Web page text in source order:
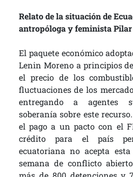
Relato de la situación de
antropóloga y feminista
El paquete económico
Lenin Moreno a principios
el precio de los
fluctuaciones de los
entregando a agentes
soberanía sobre este
el pago a un pacto con el
crédito para el país
ecuatoriana no acepta
semana de conflicto